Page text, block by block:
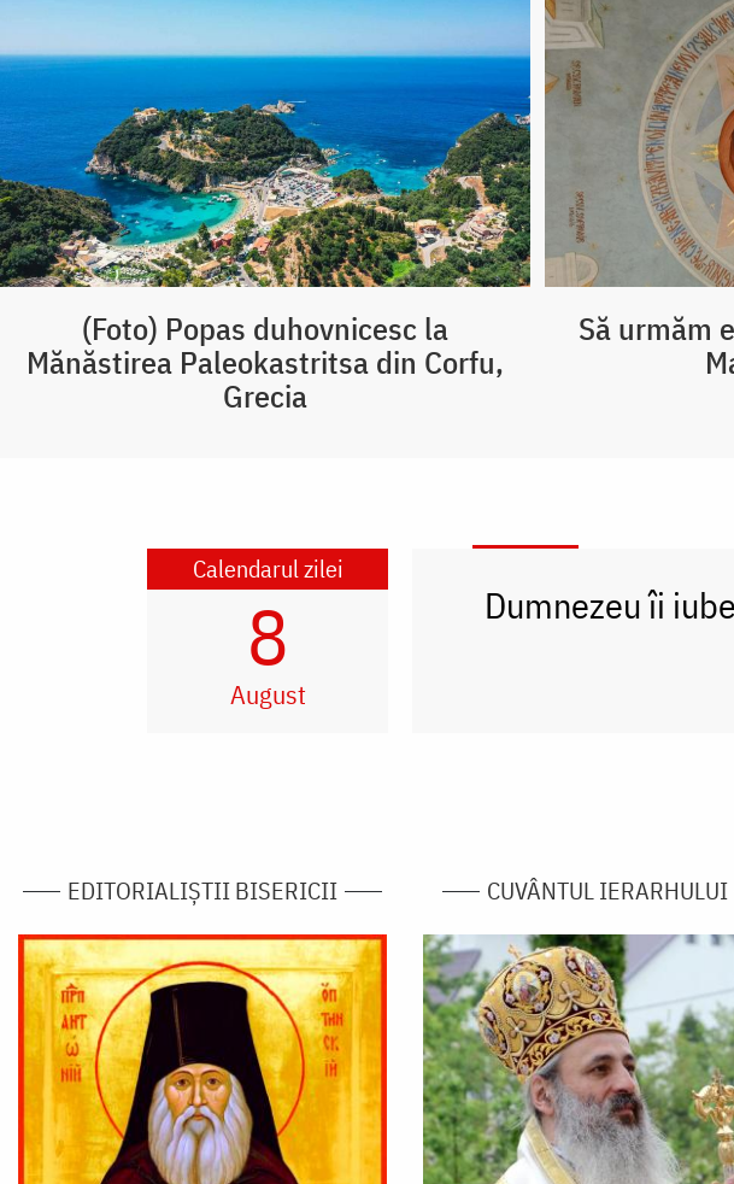
(Foto) Popas duhovnicesc la
Mănăstirea Paleokastritsa din Corfu,
Grecia
Să urmăm
Calendarul zilei
8
August
Dumnezeu îi
EDITORIALIȘTII BISERICII CUVÂNTUL IERARHULUI